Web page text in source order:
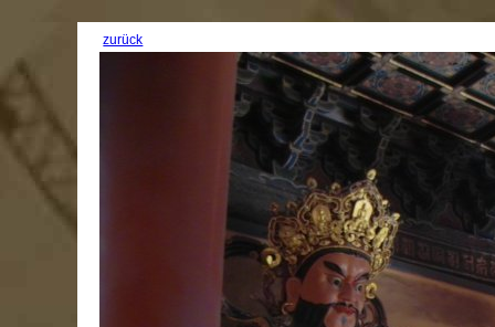
zurück